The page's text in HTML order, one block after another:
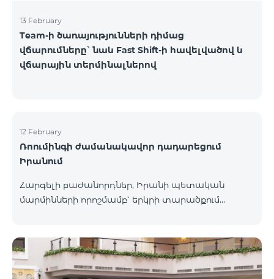
13 February
Team-ի ծառայությունների դիմաց
վճարումները՝ նաև Fast Shift-ի հավելվածով և
վճարային տերմինալներով
12 February
Ռոումինգի ժամանակավոր դադարեցում
Իրանում
Հարգելի բաժանորդներ, Իրանի պետական
մարմինների որոշմամբ՝ երկրի տարածքում
դադարեցվել են։ Իրադարձությունների
վերաբերյալ լրացուցիչ տեղեկատվություն
կտրամադրվի իրավիճակի փոփոխության